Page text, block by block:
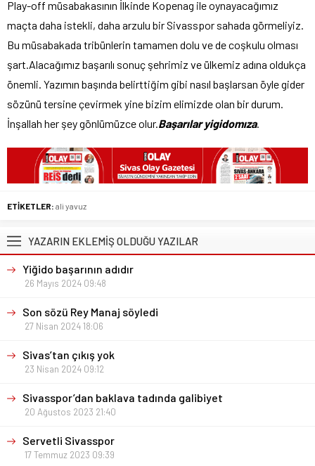
Play-off müsabakasının İlkinde Kopenag ile oynayacağımız
maçta daha istekli, daha arzulu bir Sivasspor sahada görmeliyiz.
Bu müsabakada tribünlerin tamamen dolu ve de coşkulu olması
şart.Alacağımız başarılı sonuç şehrimiz ve ülkemiz adına oldukça
önemli. Yazımın başında belirttiğim gibi nasıl başlarsan öyle gider
sözünü tersine çevirmek yine bizim elimizde olan bir durum.
İnşallah her şey gönlümüzce olur.Başarılar yigidomıza.
ETİKETLER: ali yavuz
YAZARIN EKLEMİŞ OLDUĞU YAZILAR
Yiğido başarının adıdır
26 Mayıs 2024 09:48
Son sözü Rey Manaj söyledi
27 Nisan 2024 18:06
Sivas’tan çıkış yok
23 Nisan 2024 09:12
Sivasspor’dan baklava tadında galibiyet
20 Ağustos 2023 21:40
Servetli Sivasspor
17 Temmuz 2023 09:39